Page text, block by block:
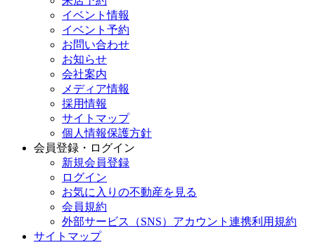
イベント情報
イベント予約
お問い合わせ
お知らせ
会社案内
メディア情報
採用情報
サイトマップ
個人情報保護方針
会員登録・ログイン
新規会員登録
ログイン
お気に入りの不動産を見る
会員規約
外部サービス（SNS）アカウント連携利用規約
サイトマップ